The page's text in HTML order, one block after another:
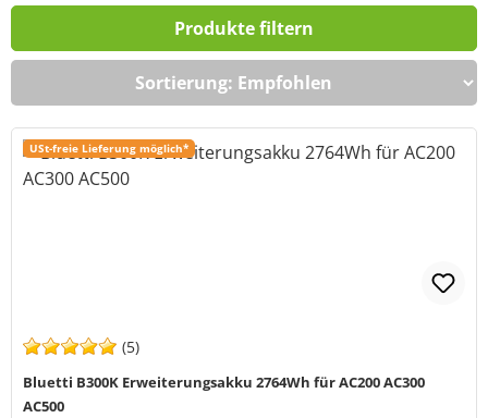
Produkte filtern
USt-freie Lieferung möglich*
(5)
Bluetti B300K Erweiterungsakku 2764Wh für AC200 AC300
AC500